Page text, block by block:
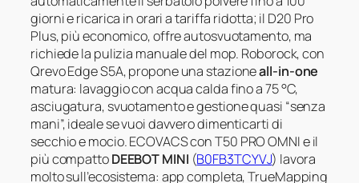
giorni e ricarica in orari a tariffa ridotta; il D20 Pro
Plus, più economico, offre autosvuotamento, ma
richiede la pulizia manuale del mop. Roborock, con
Qrevo Edge S5A, propone una stazioneall-in-one
matura: lavaggio con acqua calda fino a 75 °C,
asciugatura, svuotamento e gestione quasi “senza
mani”, ideale se vuoi davvero dimenticarti di
secchio e mocio. ECOVACS con T50 PRO OMNI e il
più compattoDEEBOT MINI (B0FB3TCYVJ) lavora
molto sull’ecosistema: app completa, TrueMapping